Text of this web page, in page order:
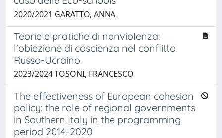
2020/2021 GARATTO, ANNA
Teorie e pratiche di nonviolenza:
l'obiezione di coscienza nel conflitto
Russo-Ucraino
2023/2024 TOSONI, FRANCESCO
The effectiveness of European cohesion
policy: the role of regional governments
in Southern Italy in the programming
period 2014-2020